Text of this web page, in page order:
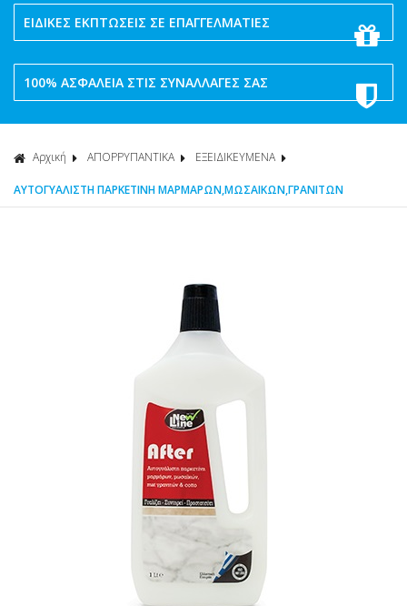
ΕΙΔΙΚΕΣ ΕΚΠΤΩΣΕΙΣ ΣΕ ΕΠΑΓΓΕΛΜΑΤΙΕΣ
100% ΑΣΦΑΛΕΙΑ ΣΤΙΣ ΣΥΝΑΛΛΑΓΕΣ ΣΑΣ
Αρχική ΑΠΟΡΡΥΠΑΝΤΙΚΑ ΕΞΕΙΔΙΚΕΥΜΕΝΑ
ΑΥΤΟΓΥΑΛΙΣΤΗ ΠΑΡΚΕΤΙΝΗ ΜΑΡΜΑΡΩΝ,ΜΩΣΑΙΚΩΝ,ΓΡΑΝΙΤΩΝ